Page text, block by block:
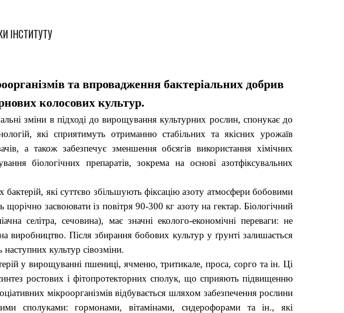
ІНСТИТУТУ
та впровадження бактеріальних добрив
колосових культур.
зміни в підході до вирощування культурних рослин, спонукає до
які сприятимуть отриманню стабільних та якісних урожаїв
а також забезпечує зменшення обсягів використання хімічних
біологічних препаратів, зокрема на основі азотфіксувальних
які суттєво збільшують фіксацію азоту атмосфери бобовими
засвоювати із повітря 90-300 кг азоту на гектар. Біологічний
селітра, сечовина), має значні еколого-економічні переваги: не
виробництво. Після збирання бобових культур у ґрунті залишається
культур сівозміни.
у вирощуванні пшениці, ячменю, тритикале, проса, сорго та ін. Ці
ростових і фітопротекторних сполук, що сприяють підвищенню
мікроорганізмів відбувається шляхом забезпечення рослини
сполуками: гормонами, вітамінами, сидерофорами та ін., які